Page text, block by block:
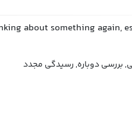
about something again,
بررسی دوباره, رسیدگی مجدد